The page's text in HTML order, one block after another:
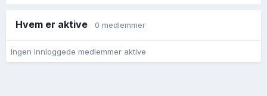
Hvem er aktive 0 medlemmer
Ingen innloggede medlemmer aktive